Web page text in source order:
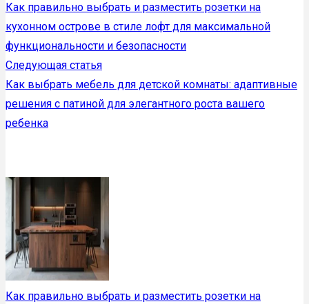
Как правильно выбрать и разместить розетки на
кухонном острове в стиле лофт для максимальной
функциональности и безопасности
Следующая статья
Как выбрать мебель для детской комнаты: адаптивные
решения с патиной для элегантного роста вашего
ребенка
Как правильно выбрать и разместить розетки на